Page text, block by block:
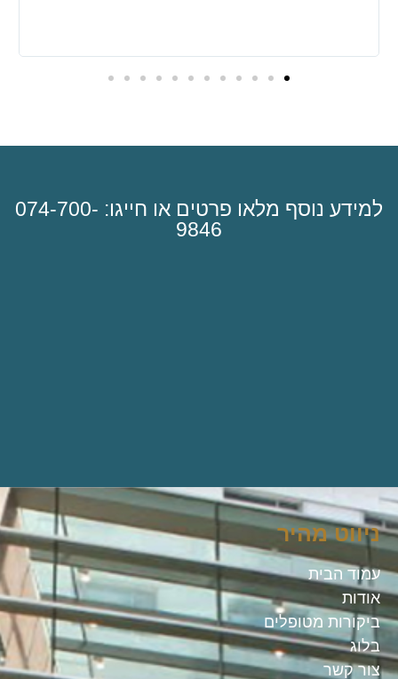
למידע נוסף מלאו פרטים או חייגו: 074-700-
9846
ניווט מהיר
עמוד הבית
אודות
ביקורות מטופלים
בלוג
צור קשר